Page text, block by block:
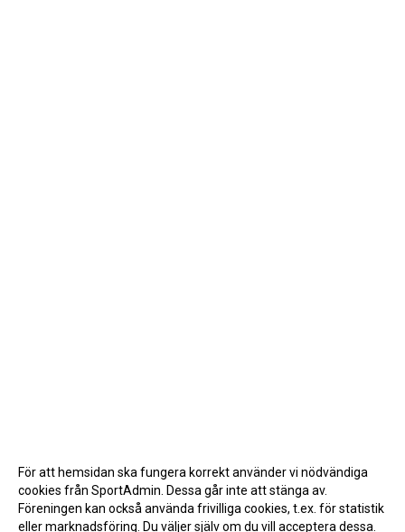
För att hemsidan ska fungera korrekt använder vi nödvändiga
cookies från SportAdmin. Dessa går inte att stänga av.
Föreningen kan också använda frivilliga cookies, t.ex. för statistik
eller marknadsföring. Du väljer själv om du vill acceptera dessa.